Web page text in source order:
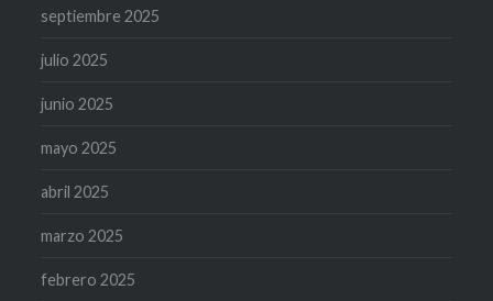
septiembre 2025
julio 2025
junio 2025
mayo 2025
abril 2025
marzo 2025
febrero 2025